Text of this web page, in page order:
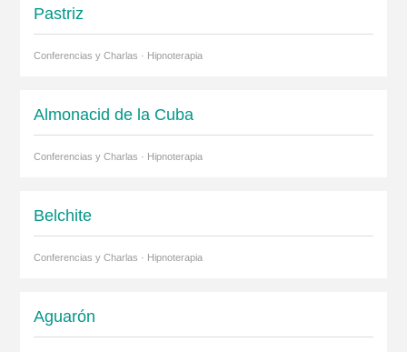
Pastriz
Conferencias y Charlas · Hipnoterapia
Almonacid de la Cuba
Conferencias y Charlas · Hipnoterapia
Belchite
Conferencias y Charlas · Hipnoterapia
Aguarón